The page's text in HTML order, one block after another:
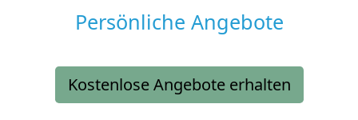
Persönliche Angebote
Kostenlose Angebote erhalten